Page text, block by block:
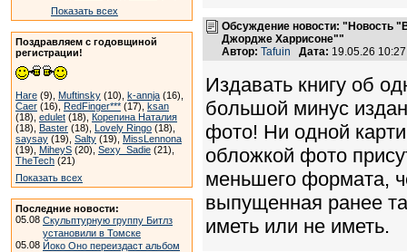
Показать всех
Поздравляем с годовщиной
регистрации!
Hare (9), Muftinsky (10), k-annja (16),
Caer (16), RedFinger*** (17), ksan
(18), edulet (18), Корепина Наталия
(18), Baster (18), Lovely Ringo (18),
saysay (19), Salty (19), MissLennona
(19), MiheyS (20), Sexy_Sadie (21),
TheTech (21)
Показать всех
Последние новости:
05.08 Скульптурную группу Битлз
установили в Томске
05.08 Йоко Оно переиздаст альбом
Обсуждение новости: "Новость
Джордже Харрисоне""
Автор: Tafuin Дата: 19.05.26
Издавать книгу об
большой минус
фото! Ни одной
обложкой фото
меньшего формата,
выпущенная ранее
иметь или не иметь.